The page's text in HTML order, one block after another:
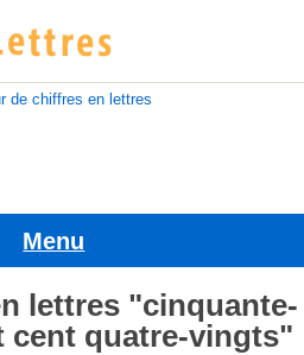
de chiffres en lettres
Menu
lettres "cinquante-
cent quatre-vingts"